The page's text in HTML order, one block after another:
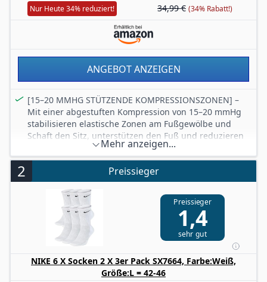
Nur Heute 34% reduziert! 34,99 € (34% Rabatt!)
ANGEBOT ANZEIGEN
[15–20 MMHG STÜTZENDE KOMPRESSIONSZONEN] –
Mit einer abgestuften Kompression von 15–20 mmHg
stabilisieren elastische Zonen am Fußgewölbe und
Schaft den Sitz, unterstützen den Fuß und reduzieren
störendes Verrutschen. Die Laufsocken mit
Kompression liegen als sportliche Stützstrümpfe sicher
an, ohne unnötig aufzutragen.
[BAMBUS, COOLMAX & ATMUNGSAKTIVES DESIGN] –
Der weiche Bambus-Viskose-Mix sorgt für angenehmen
Tragekomfort, während COOLMAX-Fasern Feuchtigkeit
von der Haut ableiten. Atmungsaktive Mesh-Zonen
fördern die Luftzirkulation und unterstützen ein
trockeneres Fußklima bei Training, längeren Strecken
und täglichen Aktivitäten.
[POLSTERUNG UND ANTI-BLASEN-KOMFORT] –
Mehr anzeigen...
2 Preissieger
Preissieger
1,4
sehr gut
NIKE 6 X Socken 2 X 3er Pack SX7664, Farbe:Weiß,
Größe:L = 42-46